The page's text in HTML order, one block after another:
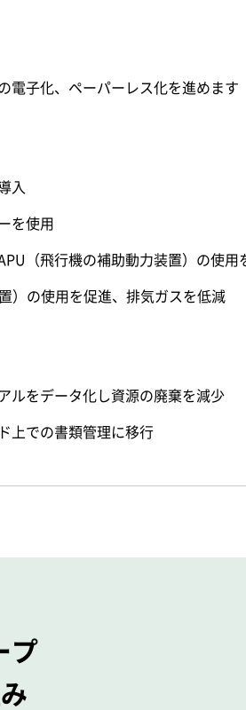
電子化、ペーパーレス化を進めます
入
を使用
（飛行機の補助動力装置）の使用
）の使用を促進、排気ガスを低減
ルをデータ化し資源の廃棄を減少
上での書類管理に移行
プ